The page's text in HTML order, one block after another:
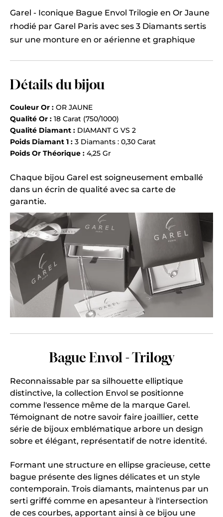
Garel - Iconique Bague Envol Trilogie en Or Jaune
rhodié par Garel Paris avec ses 3 Diamants sertis
sur une monture en or aérienne et graphique
Détails du bijou
Couleur Or : OR JAUNE
Qualité Or : 18 Carat (750/1000)
Qualité Diamant : DIAMANT G VS 2
Poids Diamant 1 : 3 Diamants : 0,30 Carat
Poids Or Théorique : 4,25 Gr
Chaque bijou Garel est soigneusement emballé
dans un écrin de qualité avec sa carte de
garantie.
Bague Envol - Trilogy
Reconnaissable par sa silhouette elliptique
distinctive, la collection Envol se positionne
comme l'essence même de la marque Garel.
Témoignant de notre savoir faire joaillier, cette
série de bijoux emblématique arbore un design
sobre et élégant, représentatif de notre identité.
Formant une structure en ellipse gracieuse, cette
bague présente des lignes délicates et un style
contemporain. Trois diamants, maintenus par un
serti griffé comme en apesanteur à l'intersection
de ces courbes, apportant ainsi à ce bijou une